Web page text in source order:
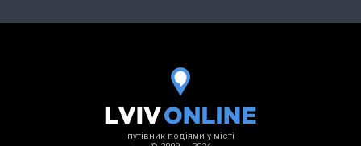
путівник подіями у місті